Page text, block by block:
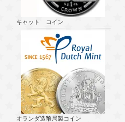
キャット コイン
オランダ造幣局製コイン